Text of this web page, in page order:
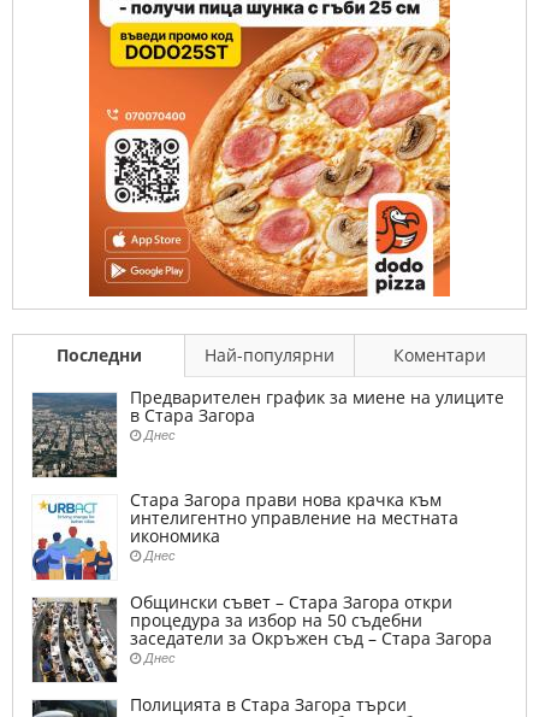
Последни Най-популярни
Коментари
Предварителен график за миене на улиците
в Стара Загора
Днес
Стара Загора прави нова крачка към
интелигентно управление на местната
икономика
Днес
Общински съвет – Стара Загора откри
процедура за избор на 50 съдебни
заседатели за Окръжен съд – Стара Загора
Днес
Полицията в Стара Загора търси